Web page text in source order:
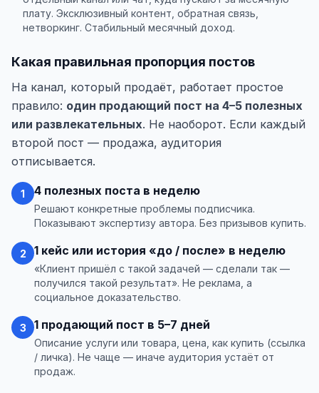
плату. Эксклюзивный контент, обратная связь,
нетворкинг. Стабильный месячный доход.
Какая правильная пропорция постов
На канал, который продаёт, работает простое
правило: один продающий пост на 4–5 полезных
или развлекательных. Не наоборот. Если каждый
второй пост — продажа, аудитория
отписывается.
1 4 полезных поста в неделю
Решают конкретные проблемы подписчика.
Показывают экспертизу автора. Без призывов купить.
2 1 кейс или история «до / после» в неделю
«Клиент пришёл с такой задачей — сделали так —
получился такой результат». Не реклама, а
социальное доказательство.
3 1 продающий пост в 5–7 дней
Описание услуги или товара, цена, как купить (ссылка
/ личка). Не чаще — иначе аудитория устаёт от
продаж.